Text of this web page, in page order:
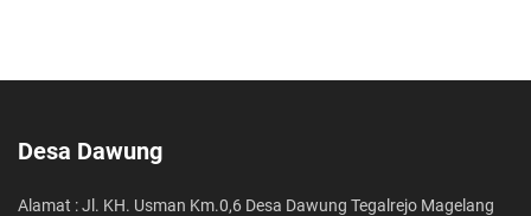
Desa Dawung
Alamat : Jl. KH. Usman Km.0,6 Desa Dawung Tegalrejo Magelang